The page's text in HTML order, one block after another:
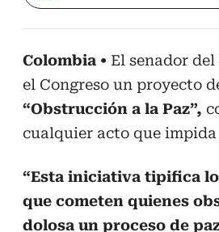
Colombia
El senador
el Congreso un proyecto
“Obstrucción a la Paz”,
cualquier acto que
“Esta iniciativa tipifica
que cometen quienes
dolosa un proceso de